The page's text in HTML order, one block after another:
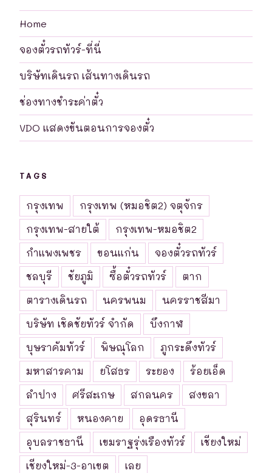
Home
จองตั๋วรถทัวร์-ที่นี่
บริษัทเดินรถ เส้นทางเดินรถ
ช่องทางชำระค่าตั๋ว
VDO แสดงขันตอนการจองตั๋ว
TAGS
กรุงเทพ
กรุงเทพ (หมอชิต2) จตุจักร
กรุงเทพ-สายใต้
กรุงเทพ-หมอชิต2
กำแพงเพชร
ขอนแก่น
จองตั๋วรถทัวร์
ชลบุรี
ชัยภูมิ ซื้อตั๋วรถทัวร์
ตาก
ตารางเดินรถ
นครพนม
นครราชสีมา
บริษัท เชิดชัยทัวร์ จำกัด
บึงกาฬ
บุษราคัมทัวร์
พิษณุโลก
ภูกระดึงทัวร์
มหาสารคาม
ยโสธร ระยอง
ร้อยเอ็ด
ลำปาง
ศรีสะเกษ สกลนคร
สงขลา
สุรินทร์
หนองคาย
อุดรธานี
อุบลราชธานี
เขมราฐรุ่งเรืองทัวร์
เชียงใหม่
เชียงใหม่-3-อาเขต
เลย